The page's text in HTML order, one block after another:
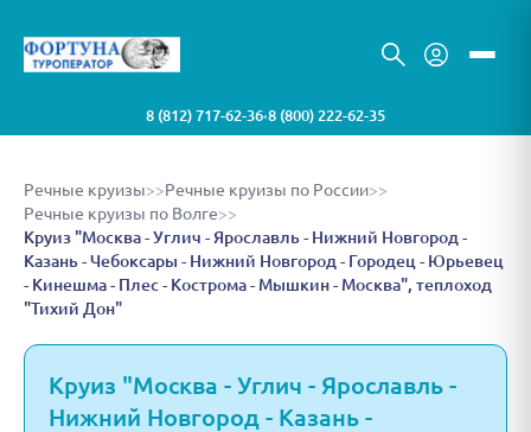
8 (812) 717-62-36•8 (800) 222-62-35
Речные круизы>>Речные круизы по России>>
Речные круизы по Волге>>
Круиз "Москва - Углич - Ярославль - Нижний Новгород -
Казань - Чебоксары - Нижний Новгород - Городец - Юрьевец
- Кинешма - Плес - Кострома - Мышкин - Москва", теплоход
"Тихий Дон"
Круиз "Москва - Углич - Ярославль -
Нижний Новгород - Казань -